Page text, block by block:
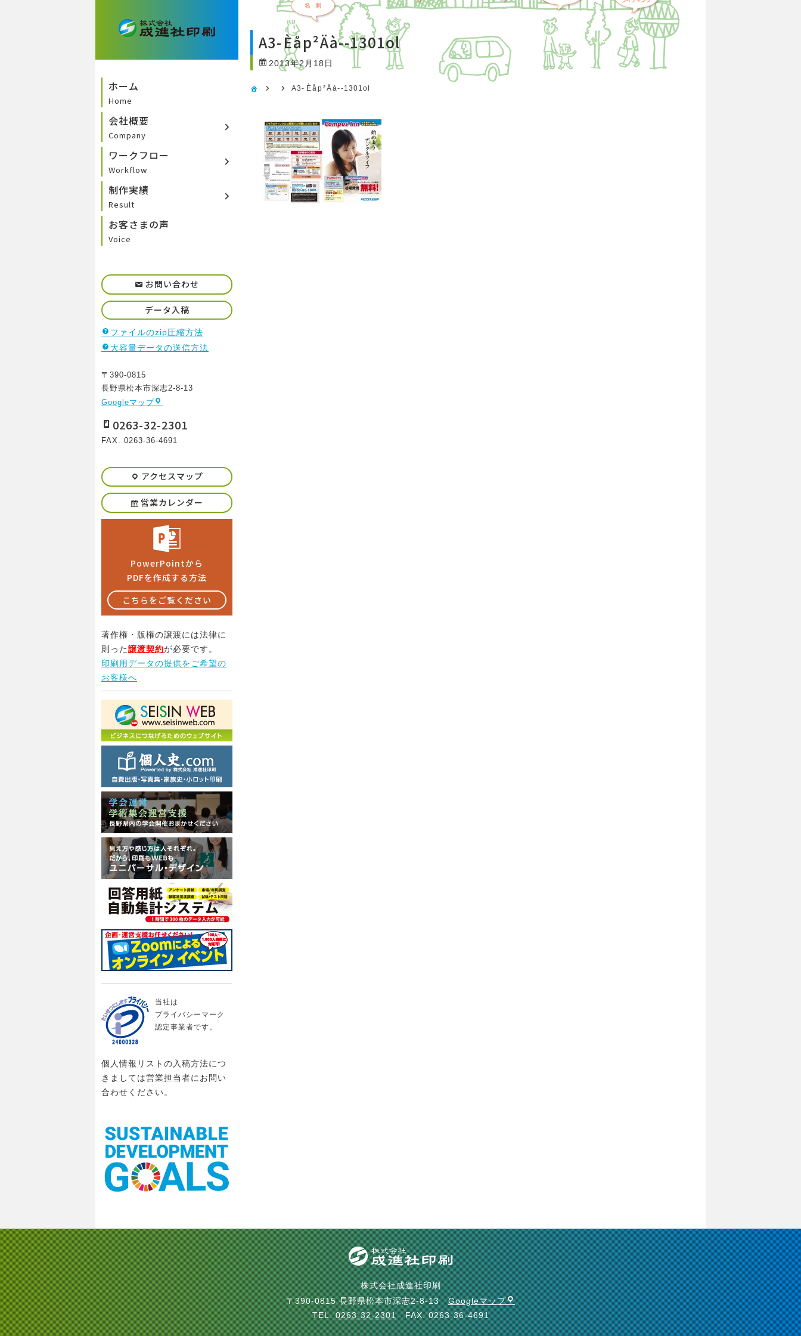
ホーム
Home
会社概要
Company
ワークフロー
Workflow
制作実績
Result
お客さまの声
Voice
お問い合わせ
データ入稿
ファイルのzip圧縮方法
大容量データの送信方法
〒390-0815
長野県松本市深志2-8-13
Googleマップ
0263-32-2301
FAX. 0263-36-4691
アクセスマップ
営業カレンダー
PowerPointから
PDFを作成する方法
こちらをご覧ください
著作権・版権の譲渡には法律に
則った譲渡契約が必要です。
印刷用データの提供をご希望の
お客様へ
当社は
プライバシーマーク
認定事業者です。
個人情報リストの入稿方法につ
きましては営業担当者にお問い
合わせください。
A3-Èåp²Äà--1301ol
2013年2月18日
A3-Èåp²Äà--1301ol
株式会社成進社印刷
〒390-0815 長野県松本市深志2-8-13Googleマップ
TEL.0263-32-2301FAX. 0263-36-4691